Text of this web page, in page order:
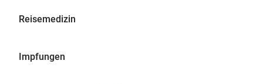
Reisemedizin
Impfungen